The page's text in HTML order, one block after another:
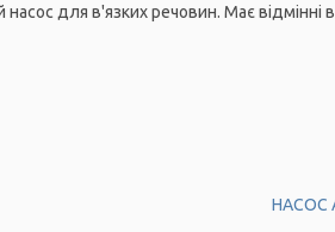
для в'язких речовин. Має відмінні
НАСОС